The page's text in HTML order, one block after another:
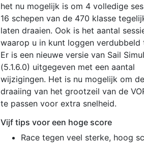
het nu mogelijk is om 4 volledige
16 schepen van de 470 klasse
laten draaien. Ook is het aantal
waarop u in kunt loggen verdubbeld
Er is een nieuwe versie van Sail
(5.1.6.0) uitgegeven met een aantal
wijzigingen. Het is nu mogelijk om de
draaiing van het grootzeil van de
te passen voor extra snelheid.
Vijf tips voor een hoge score
Race tegen veel sterke, hoog